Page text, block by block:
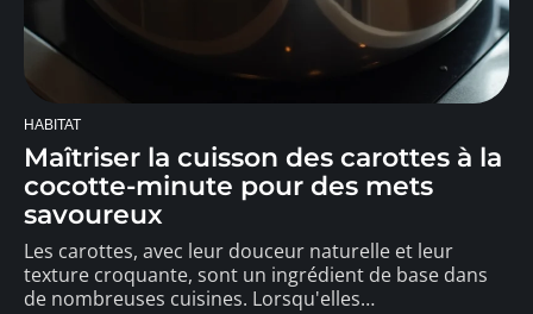
HABITAT
Maîtriser la cuisson des carottes à la
cocotte-minute pour des mets
savoureux
Les carottes, avec leur douceur naturelle et leur
texture croquante, sont un ingrédient de base dans
de nombreuses cuisines. Lorsqu'elles…